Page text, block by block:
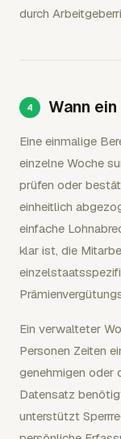
durch
Wann
Eine einmalige
einzelne Woche
prüfen oder
einheitlich
einfache
klar ist, die
Ein verwalteter
Personen Zeiten
genehmigen oder
Datensatz
unterstützt